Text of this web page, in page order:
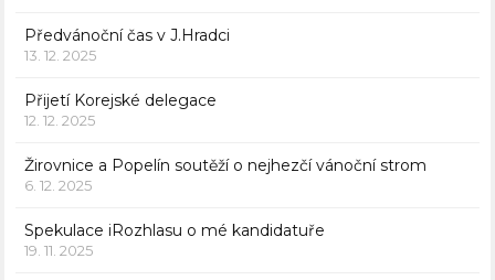
Předvánoční čas v J.Hradci
13. 12. 2025
Přijetí Korejské delegace
12. 12. 2025
Žirovnice a Popelín soutěží o nejhezčí vánoční strom
6. 12. 2025
Spekulace iRozhlasu o mé kandidatuře
19. 11. 2025